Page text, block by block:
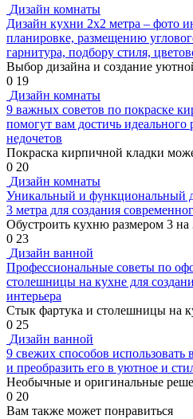
Дизайн комнаты
Дизайн кухни 2х2 метра – фото
планировке, размещению
гарнитура, подбору стиля,
Выбор дизайна и создание
0 19
Дизайн комнаты
9 важных советов по покраске
помогут вам достичь идеального
недочетов
Покраска кирпичной кладки
0 20
Дизайн комнаты
Уникальный и функциональный
3 метра для создания
Обустроить кухню размером 3 на
0 23
Дизайн ванной
Профессиональные советы по
столешницы на кухне для
интерьера
Стык фартука и столешницы на
0 25
Дизайн ванной
9 свежих способов использовать
и преобразить его в уютное и
Необычные и оригинальные
0 20
Вам также может понравиться